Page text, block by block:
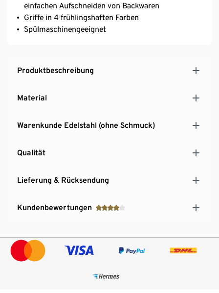
einfachen Aufschneiden von Backwaren
Griffe in 4 frühlingshaften Farben
Spülmaschinengeeignet
Produktbeschreibung
Material
Warenkunde Edelstahl (ohne Schmuck)
Qualität
Lieferung & Rücksendung
Kundenbewertungen